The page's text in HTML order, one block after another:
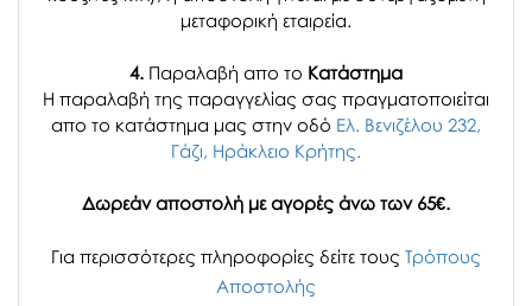
μεταφορική εταιρεία.
4. Παραλαβή απο το Κατάστημα
H παραλαβή της παραγγελίας σας πραγματοποιείται
απο το κατάστημα μας στην οδό Ελ. Βενιζέλου 232,
Γάζι, Ηράκλειο Κρήτης.
Δωρεάν αποστολή με αγορές άνω των 65€.
Για περισσότερες πληροφορίες δείτε τους Τρόπους
Αποστολής